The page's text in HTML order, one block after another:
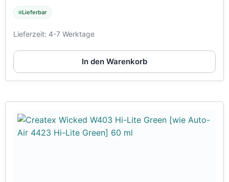
Lieferbar
Lieferzeit: 4-7 Werktage
In den Warenkorb